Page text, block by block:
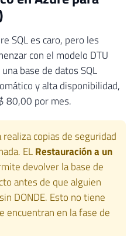
SQL es caro, pero les
con el modelo DTU
base de datos SQL
y alta disponibilidad,
80,00 por mes.
realiza copias de seguridad
ELRestauración a un
devolver la base de
antes de que alguien
DONDE. Esto no tiene
encuentran en la fase de